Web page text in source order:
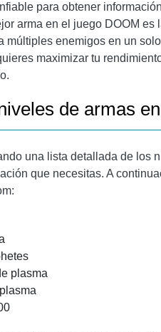
para obtener
arma en el juego DOOM
múltiples enemigos en un
maximizar tu
de armas
una lista detallada de los
que necesitas. A
plasma